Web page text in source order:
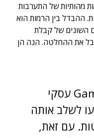
מהותיות של התערבות
ההבדל בין הרמות הוא
השונים של קבלת
את ההחלטה. הנה הן
AI מהווה Game changer עסקי
לשלב אותה
עם זאת,